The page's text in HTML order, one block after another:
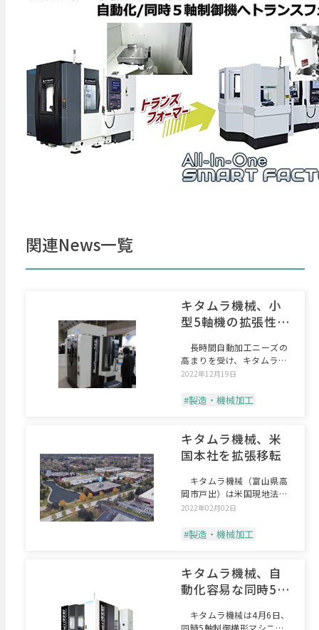
関連News一覧
キタムラ機械、小
型5軸機の拡張性ア
長時間自動加工ニーズの
高まりを受け、キタムラ機
械は同時5軸制御立形マシ
2022年12月19日
#製造・機械加工
キタムラ機械、米
国本社を拡張移転
キタムラ機械（富山県高
岡市戸出）は米国現地法人
であるKitamura
2022年02月02日
#製造・機械加工
キタムラ機械、自
動化容易な同時5軸
キタムラ機械は4月6日、
同時5軸制御横形マシニン